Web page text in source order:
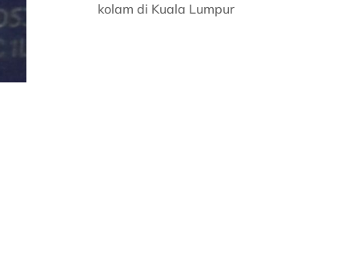
kolam di Kuala Lumpur